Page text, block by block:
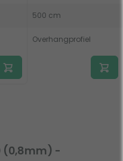
500 cm
Overhangprofiel
(0,8mm) -